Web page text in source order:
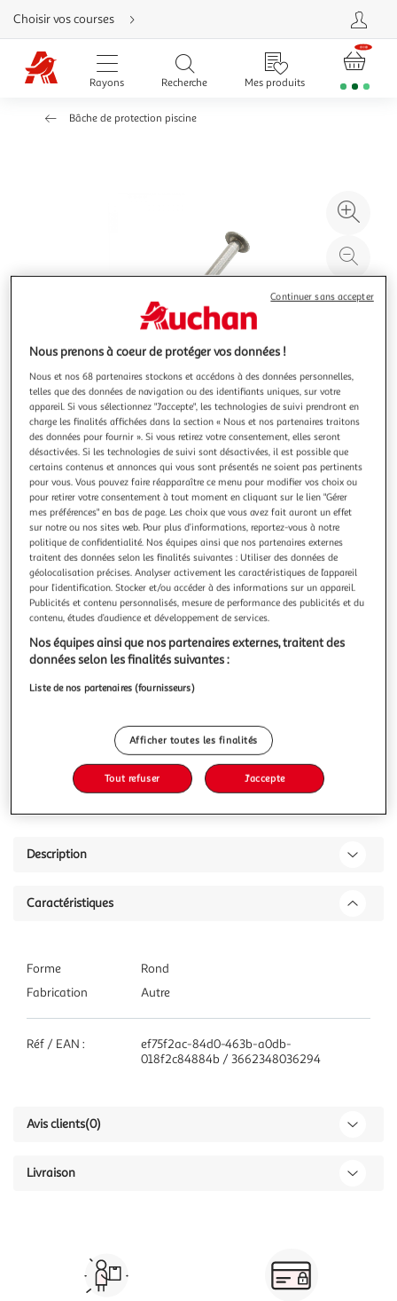
Aller
directement
au
contenu
Aller
directement
Aller
Choisir vos courses
Rayons Recherche Mes produits
Bâche de protection piscine
à
Illustration
précédente
Illustration
suivante
LINXOR
Lot de 10 pitons fixes d'ancrage droit - Diam 8 x 80
mm
Les pitons fixes d'ancrage en inox Linxor se fixent sur un sol
en béton pour les bâches d'hivernage de piscine. Fabriqué
en France, en acier inoxydable, ce lot de pitons résistera à
la rouille, à l'humidité, aux chaleurs et à la variation de
température tout en nécessitant peu d'entretien. Ces piton
En savoir +
Vendu parEGK Distribution
Livraison dès 3/4 jours
4,90€
Plus d'options
EGK Distribution
Ajouter au panier
Ajouter à une liste
Description
Caractéristiques
Forme
Rond
Fabrication
Autre
Réf / EAN :
ef75f2ac-84d0-463b-a0db-
018f2c84884b / 3662348036294
Avis clients(0)
Livraison
Nous prenons à coeur de protéger vos données !
Nous et nos 68 partenaires stockons et accédons à des données personnelles,
telles que des données de navigation ou des identifiants uniques, sur votre
appareil. Si vous sélectionnez "J'accepte", les technologies de suivi prendront en
charge les finalités affichées dans la section « Nous et nos partenaires traitons
des données pour fournir ». Si vous retirez votre consentement, elles seront
désactivées. Si les technologies de suivi sont désactivées, il est possible que
certains contenus et annonces qui vous sont présentés ne soient pas pertinents
pour vous. Vous pouvez faire réapparaître ce menu pour modifier vos choix ou
pour retirer votre consentement à tout moment en cliquant sur le lien "Gérer
mes préférences" en bas de page. Les choix que vous avez fait auront un effet
sur notre ou nos sites web. Pour plus d’informations, reportez-vous à notre
politique de confidentialité. Nos équipes ainsi que nos partenaires externes
traitent des données selon les finalités suivantes : Utiliser des données de
géolocalisation précises. Analyser activement les caractéristiques de l’appareil
pour l’identification. Stocker et/ou accéder à des informations sur un appareil.
Publicités et contenu personnalisés, mesure de performance des publicités et du
contenu, études d’audience et développement de services.
Nos équipes ainsi que nos partenaires externes, traitent des
données selon les finalités suivantes :
Liste de nos partenaires (fournisseurs)
Afficher toutes les finalités
Tout refuser J'accepte
Continuer sans accepter